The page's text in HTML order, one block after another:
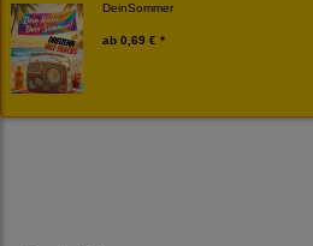
DeinSommer
ab 0,69 € *